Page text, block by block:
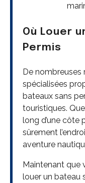
Où Louer
Permis
De nombreuses
spécialisées
bateaux sans
touristiques.
long d’une côte
sûrement
aventure
Maintenant que
louer un bateau